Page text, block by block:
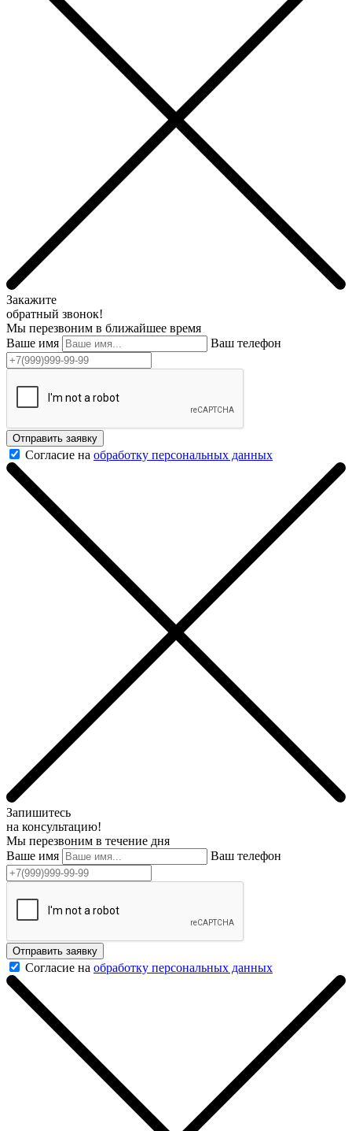
Закажите
обратный звонок!
Мы перезвоним в ближайшее время
Ваше имя
Ваш телефон
Отправить заявку
Согласие на обработку персональных данных
Запишитесь
на консультацию!
Мы перезвоним в течение дня
Ваше имя
Ваш телефон
Отправить заявку
Согласие на обработку персональных данных